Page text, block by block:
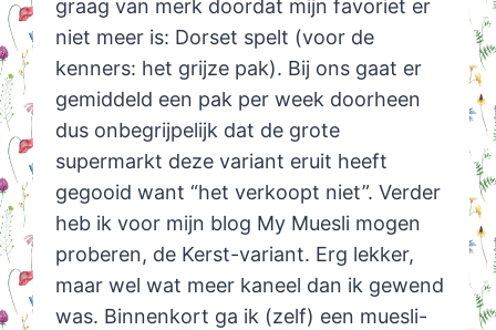
graag van merk doordat mijn favoriet er
niet meer is: Dorset spelt (voor de
kenners: het grijze pak). Bij ons gaat er
gemiddeld een pak per week doorheen
dus onbegrijpelijk dat de grote
supermarkt deze variant eruit heeft
gegooid want “het verkoopt niet”. Verder
heb ik voor mijn blog My Muesli mogen
proberen, de Kerst-variant. Erg lekker,
maar wel wat meer kaneel dan ik gewend
was. Binnenkort ga ik (zelf) een muesli-